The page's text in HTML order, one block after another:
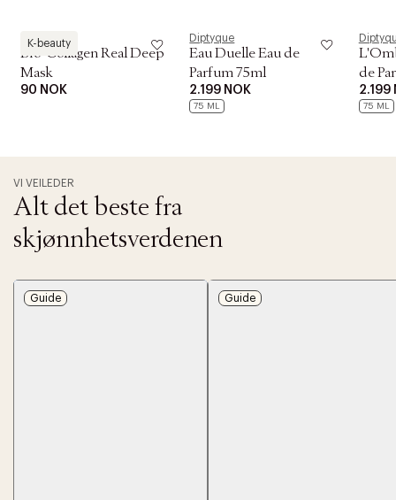
K-beauty
Biodance
Bio-Collagen Real Deep
Mask
90 NOK
Diptyque
Eau Duelle Eau de
Parfum 75ml
2.199 NOK
75 ML
de
2.199
75 ML
VI VEILEDER
Alt det beste fra
skjønnhetsverdenen
Guide Guide